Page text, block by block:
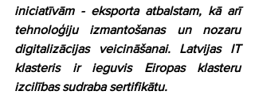
iniciatīvām - eksporta atbalstam, kā arī
tehnoloģiju izmantošanas un nozaru
digitalizācijas veicināšanai. Latvijas IT
klasteris ir ieguvis Eiropas klasteru
izcilības sudraba sertifikātu.